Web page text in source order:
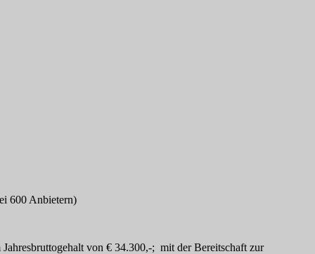
600 Anbietern)
von € 34.300,-; mit der Bereitschaft zur